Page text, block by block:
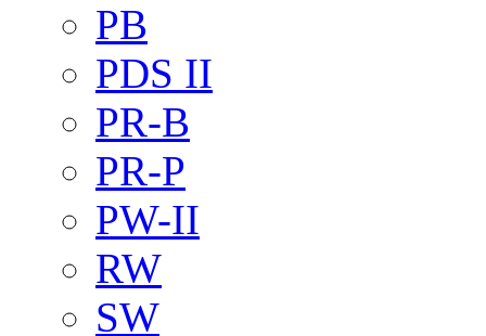
PB
PDS II
PR-B
PR-P
PW-II
RW
SW